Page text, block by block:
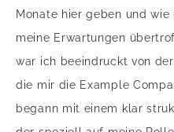
Monate hier geben und
meine Erwartungen
war ich beeindruckt von
die mir die Example
begann mit einem klar